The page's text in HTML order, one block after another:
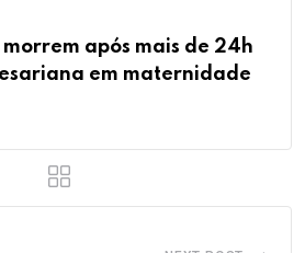
após mais de 24h
em maternidade